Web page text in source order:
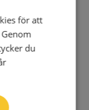
för att
du